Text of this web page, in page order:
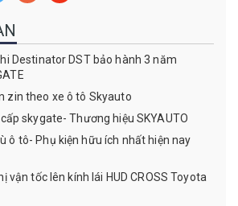
Destinator DST bảo hành 3 năm
zin theo xe ô tô Skyauto
skygate- Thương hiệu SKYAUTO
ô tô- Phụ kiện hữu ích nhất hiện nay
vận tốc lên kính lái HUD CROSS Toyota